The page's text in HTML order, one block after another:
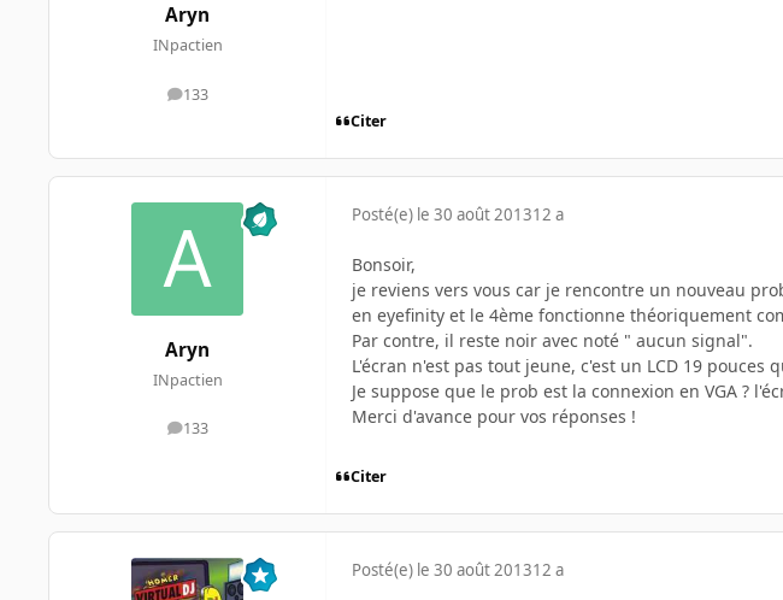
Aryn
INpactien
133
messages
Citer
Aryn
INpactien
133
messages
Posté(e) le 30 août 201312 a
Bonsoir,
je reviens vers vous car je rencontre un nouveau
en eyefinity et le 4ème fonctionne théoriquement
Par contre, il reste noir avec noté " aucun signal".
L'écran n'est pas tout jeune, c'est un LCD 19 pouces
Je suppose que le prob est la connexion en VGA ?
Merci d'avance pour vos réponses !
Citer
Posté(e) le 30 août 201312 a